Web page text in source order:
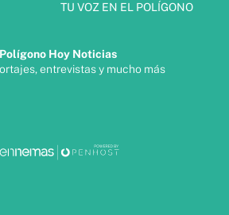
TU VOZ EN EL POLÍGONO
Hoy Noticias
entrevistas y mucho más